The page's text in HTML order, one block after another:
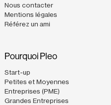
Nous contacter
Mentions légales
Référez un ami
Pourquoi Pleo
Start-up
Petites et Moyennes
Entreprises (PME)
Grandes Entreprises